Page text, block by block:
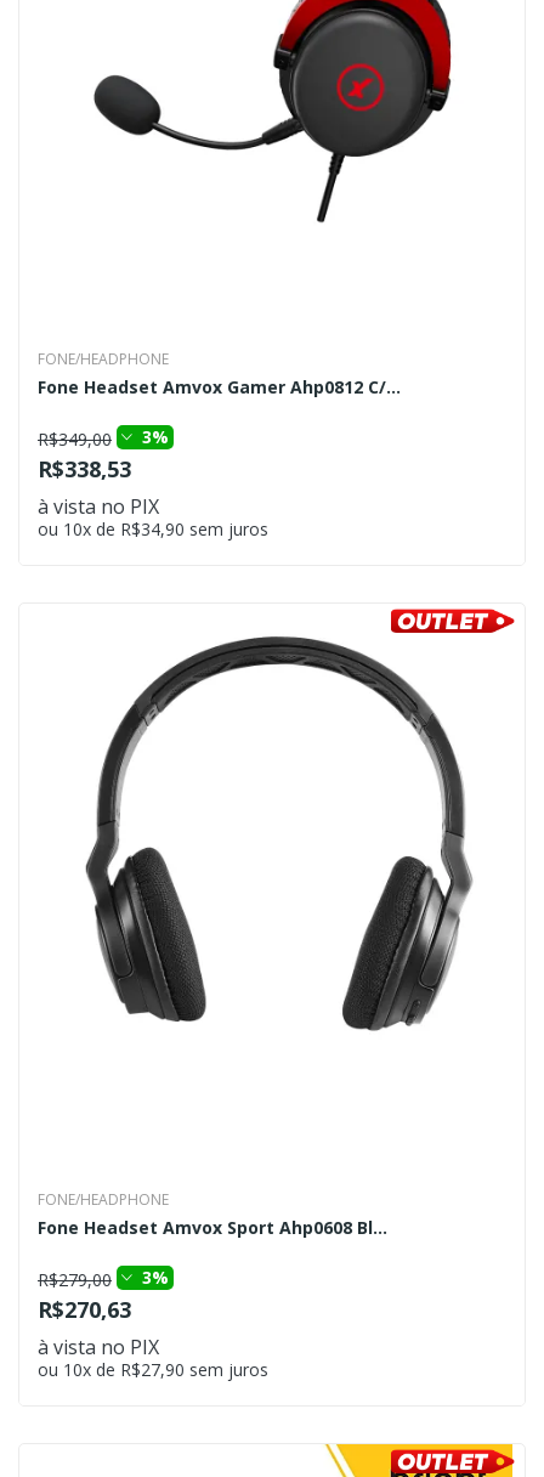
FONE/HEADPHONE
Fone Headset Amvox Gamer Ahp0812 C/...
R$349,00 3%
R$338,53
à vista no PIX
ou 10x de R$34,90 sem juros
FONE/HEADPHONE
Fone Headset Amvox Sport Ahp0608 Bl...
R$279,00 3%
R$270,63
à vista no PIX
ou 10x de R$27,90 sem juros